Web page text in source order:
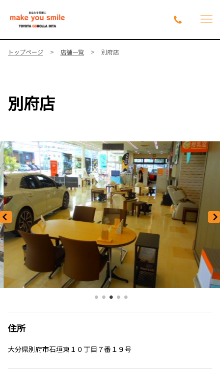
トップページ 店舗一覧 別府店
別府店
住所
大分県別府市石垣東１０丁目７番１９号